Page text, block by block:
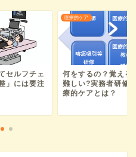
セルフチェ
」には要注
医療的ケア
何をするの？覚える
難しい?実務者研修
療的ケアとは？